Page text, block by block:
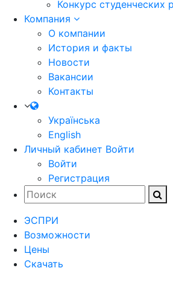
Конкурс студенческих
Компания
О компании
История и факты
Новости
Вакансии
Контакты
Українська
English
Личный кабинет Войти
Войти
Регистрация
ЭСПРИ
Возможности
Цены
Скачать